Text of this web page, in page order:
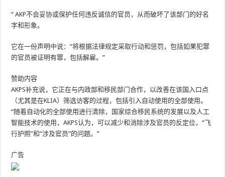
“ AKP不会妥协或保护任何违反诚信的官员，从而破坏了该部门的好名
字和形象。
它在一份声明中说：“将根据法律规定采取行动和惩罚，包括如果犯罪
的官员被证明有罪，包括解雇。”
赞助内容
AKPS补充说，它正在与内政部和移民部门合作，以改善在该国入口点
（尤其是在KLIA）筛选访客的过程，包括引入自动使用的全部使用。
“随着自动化的全部使用进行清除，国家综合移民系统的发展以及人工
智能技术的使用，AKPS认为，可以减少和消除涉及官员的反定位，“飞
行护照”和“涉及官员”的问题。”
广告